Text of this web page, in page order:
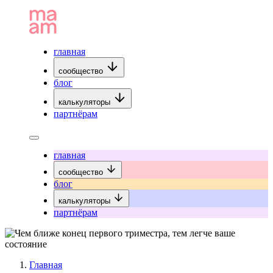
главная
сообщество
блог
калькуляторы
партнёрам
главная
сообщество
блог
калькуляторы
партнёрам
Главная